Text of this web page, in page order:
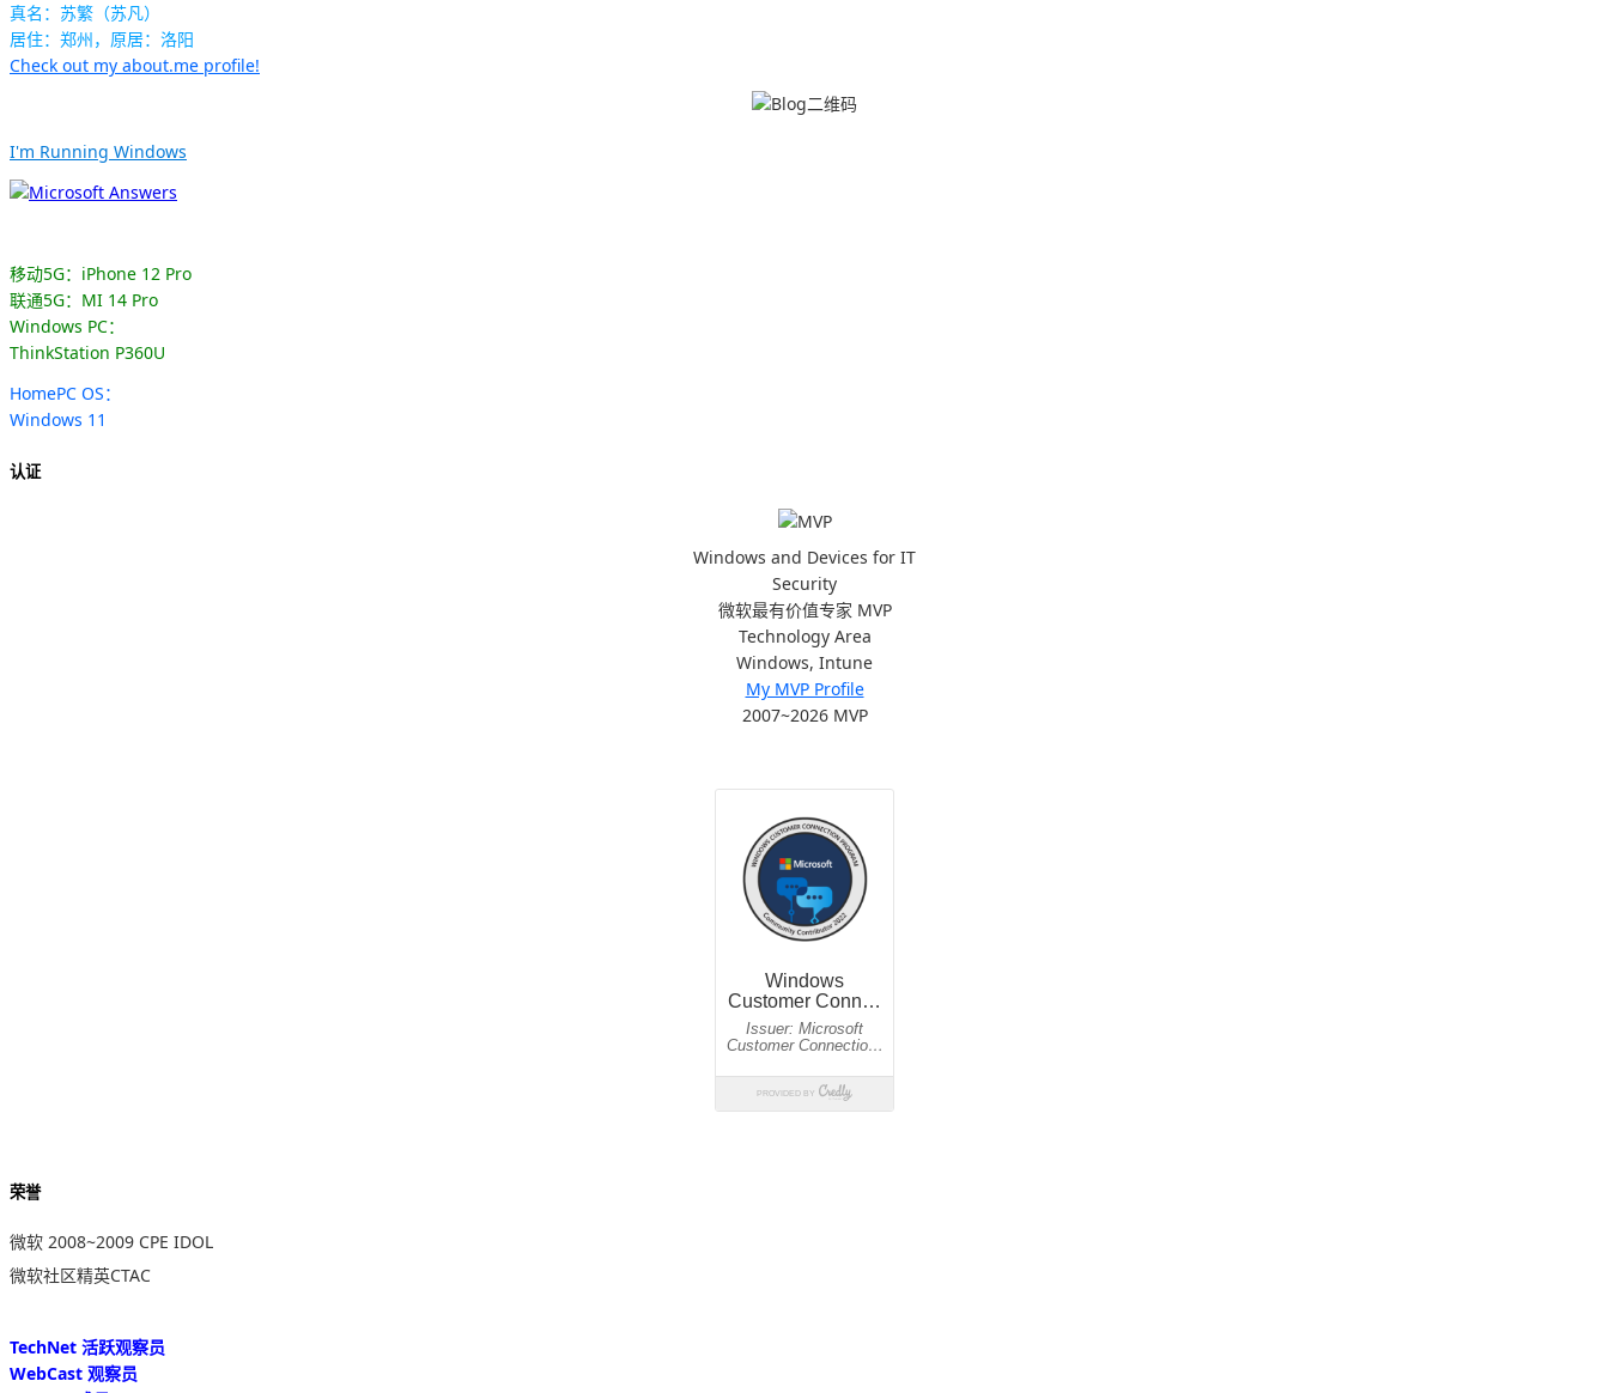
真名：苏繁（苏凡）
居住：郑州，原居：洛阳
Check out my about.me profile!
I'm Running Windows
移动5G：iPhone 12 Pro
联通5G：MI 14 Pro
Windows PC：
ThinkStation P360U
HomePC OS：
Windows 11
认证
Windows and Devices for IT
Security
微软最有价值专家 MVP
Technology Area
Windows, Intune
My MVP Profile
2007~2026 MVP
荣誉
微软 2008~2009 CPE IDOL
微软社区精英CTAC
TechNet 活跃观察员
WebCast 观察员